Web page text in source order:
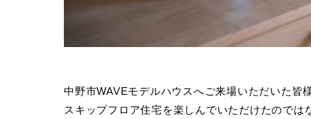
中野市WAVEモデルハウスへご来場いただいた皆
スキップフロア住宅を楽しんでいただけたのでは